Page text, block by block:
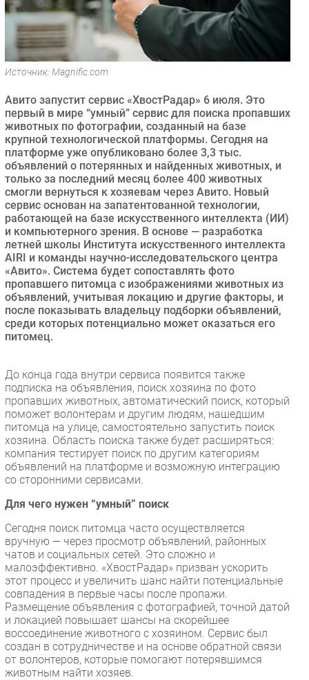
Безопасность
Инновации
CIO/Управление ИТ
Гаджеты
Здоровье
РАЗДЕЛЫ
Новости
Аналитика
Интервью
Мероприятия
Проекты
IT класс
Тестовый стенд
Каталог компаний
Источник: Magnific.com
Авито запустит сервис «ХвостРадар» 6 июля. Это
первый в мире “умный” сервис для поиска пропавших
животных по фотографии, созданный на базе
крупной технологической платформы. Сегодня на
платформе уже опубликовано более 3,3 тыс.
объявлений о потерянных и найденных животных, и
только за последний месяц более 400 животных
смогли вернуться к хозяевам через Авито. Новый
сервис основан на запатентованной технологии,
работающей на базе искусственного интеллекта (ИИ)
и компьютерного зрения. В основе — разработка
летней школы Института искусственного интеллекта
AIRI и команды научно-исследовательского центра
«Авито». Система будет сопоставлять фото
пропавшего питомца с изображениями животных из
объявлений, учитывая локацию и другие факторы, и
после показывать владельцу подборки объявлений,
среди которых потенциально может оказаться его
питомец.
До конца года внутри сервиса появится также
подписка на объявления, поиск хозяина по фото
пропавших животных, автоматический поиск, который
поможет волонтерам и другим людям, нашедшим
питомца на улице, самостоятельно запустить поиск
хозяина. Область поиска также будет расширяться:
компания тестирует поиск по другим категориям
объявлений на платформе и возможную интеграцию
со сторонними сервисами.
Для чего нужен “умный” поиск
Сегодня поиск питомца часто осуществляется
вручную — через просмотр объявлений, районных
чатов и социальных сетей. Это сложно и
малоэффективно. «ХвостРадар» призван ускорить
этот процесс и увеличить шанс найти потенциальные
совпадения в первые часы после пропажи.
Размещение объявления с фотографией, точной датой
и локацией повышает шансы на скорейшее
воссоединение животного с хозяином. Сервис был
создан в сотрудничестве и на основе обратной связи
от волонтеров, которые помогают потерявшимся
животным найти хозяев.